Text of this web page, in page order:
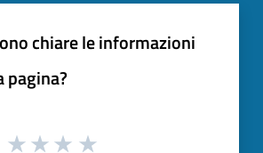
chiare le informazioni
pagina?